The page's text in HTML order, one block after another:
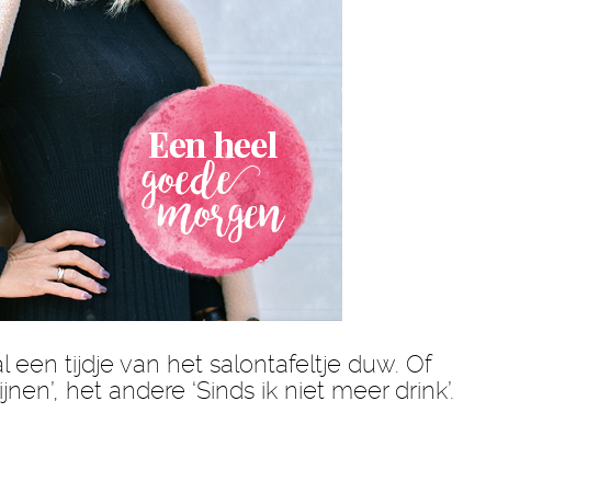
een tijdje van het salontafeltje duw. Of
het andere ‘Sinds ik niet meer drink’.